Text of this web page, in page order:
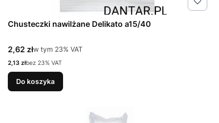
Chusteczki nawilżane Delikato a15/40
Cena brutto
2,62 złw tym %s VAT
w tym 23% VAT
Cena netto
2,13 złbez 23% VAT
Do koszyka